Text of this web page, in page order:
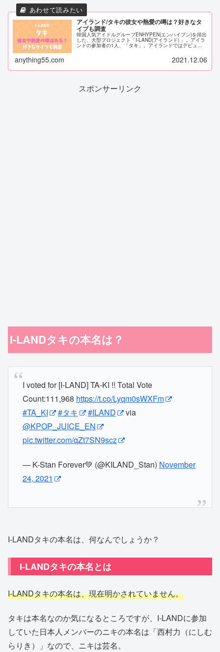
アイランド/タキの彼女や熱愛の噂は？好きなタ
イプも調査
韓国人気アイドルグループENHYPEN(エンハイプン)を排出
した、大型プロジェクト「I-LAND(アイランド) 」。アイラ
ンドの参加者の1人、「タキ」。アイランドではデビュー
anything55.com 2021.12.06
スポンサーリンク
I-LANDタキの本名は？
I voted for [I-LAND] TA-KI !! Total Vote
Count:111,968 https://t.co/Lyqm0sWXFm
#TA_KI
#タキ #ILAND
via
@KPOP_JUICE_EN
pic.twitter.com/qZt7SN9scz
— K​-Stan​ Forever💚 (@KILAND_Stan) November
24, 2021
I-LANDタキの本名は、何なんでしょうか？
I-LANDタキの本名とは
I-LANDタキの本名は、現在明かされていません。
タキは本名なのか気になるところですが、I-LANDに参加
していた日本人メンバーのニキの本名は「西村力（にしむ
らりき）」なので、ニキは芸名。